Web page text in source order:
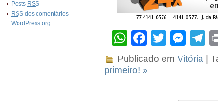
Posts RSS
RSS dos comentários
WordPress.org
WhatsApp
Facebook
Twitter
Publicado em Vitória |
primeiro! »